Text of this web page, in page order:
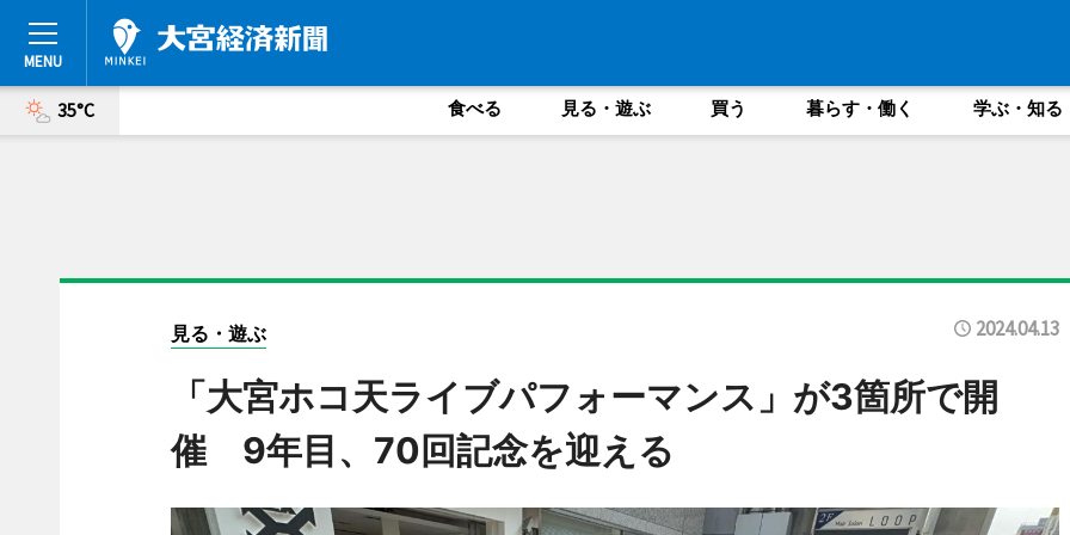
35°C 食べる 見る・遊ぶ 買う 暮らす・働く 学ぶ・知る
見る・遊ぶ 2024.04.13
「大宮ホコ天ライブパフォーマンス」が3箇所で開
催 9年目、70回記念を迎える